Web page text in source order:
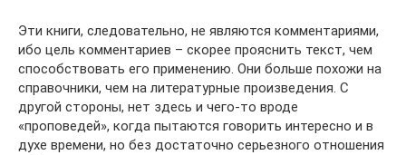
Эти книги, следовательно, не являются комментариями,
ибо цель комментариев – скорее прояснить текст, чем
способствовать его применению. Они больше похожи на
справочники, чем на литературные произведения. С
другой стороны, нет здесь и чего-то вроде
«проповедей», когда пытаются говорить интересно и в
духе времени, но без достаточно серьезного отношения